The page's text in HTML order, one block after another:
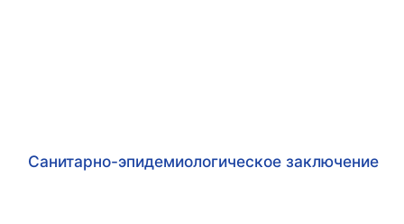
Санитарно-эпидемиологическое заключение